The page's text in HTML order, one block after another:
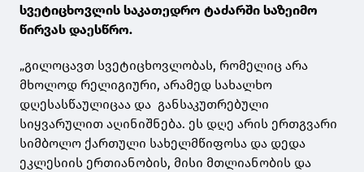
სვეტიცხოვლის საკათედრო ტაძარში საზეიმო
წირვას დაესწრო.
„გილოცავთ სვეტიცხოვლობას, რომელიც არა
მხოლოდ რელიგიური, არამედ სახალხო
დღესასწაულიცაა და განსაკუთრებული
სიყვარულით აღინიშნება. ეს დღე არის ერთგვარი
სიმბოლო ქართული სახელმწიფოსა და დედა
ეკლესიის ერთიანობის, მისი მთლიანობის და